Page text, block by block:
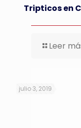
Tripticos en
Leer
julio 3, 2019